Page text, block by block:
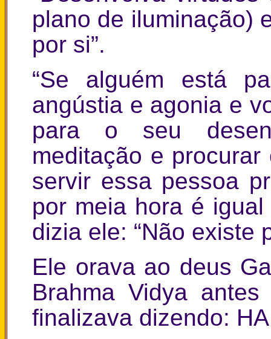
plano de iluminação)
por si”.
“Se alguém está
angústia e agonia e
para o seu
meditação e
servir essa pessoa
por meia hora é
dizia ele: “Não existe
Ele orava ao deus
Brahma Vidya
finalizava dizendo: